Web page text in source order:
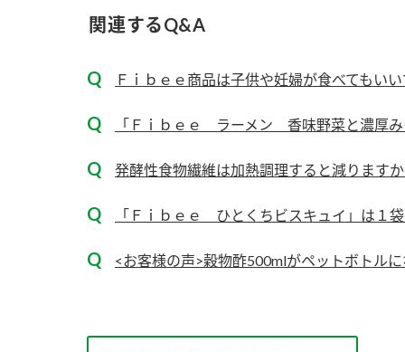
関連するQ&A
Ｆｉｂｅｅ商品は子供や妊婦が食べてもい
「Ｆｉｂｅｅ ラーメン 香味野菜と濃厚み
発酵性食物繊維は加熱調理すると減ります
「Ｆｉｂｅｅ ひとくちビスキュイ」は１
<お客様の声>穀物酢500mlがペットボトル